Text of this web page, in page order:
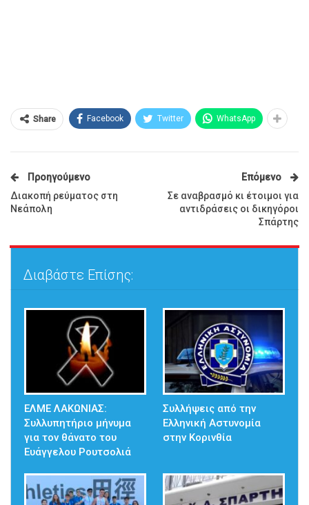
Share Facebook Twitter WhatsApp
Προηγούμενο
Διακοπή ρεύματος στη
Νεάπολη
Επόμενο
Σε αναβρασμό κι έτοιμοι για
αντιδράσεις οι δικηγόροι
Σπάρτης
Διαβάστε Επίσης:
ΕΛΜΕ ΛΑΚΩΝΙΑΣ:
Συλλυπητήριο μήνυμα
για τον θάνατο του
Ευάγγελου Ρουτσολιά
Συλλήψεις από την
Ελληνική Αστυνομία
στην Κορινθία